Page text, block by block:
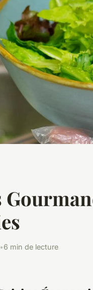
•6 min de lecture